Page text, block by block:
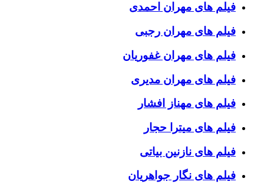
فیلم های مهران احمدی
فیلم های مهران رجبی
فیلم های مهران غفوریان
فیلم های مهران مدیری
فیلم های مهناز افشار
فیلم های میترا حجار
فیلم های نازنین بیاتی
فیلم های نگار جواهریان